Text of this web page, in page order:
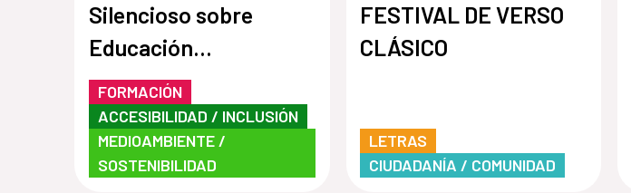
Silencioso sobre
Educación
Socioambiental
FORMACIÓN
ACCESIBILIDAD / INCLUSIÓN
MEDIOAMBIENTE /
SOSTENIBILIDAD
FESTIVAL DE VERSO
CLÁSICO
LETRAS
CIUDADANÍA / COMUNIDAD